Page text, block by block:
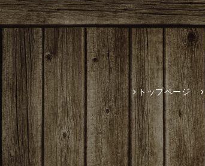
トップページ